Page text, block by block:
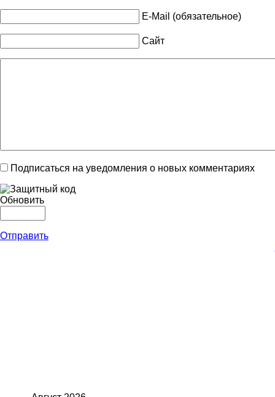
E-Mail (обязательное)
Сайт
Подписаться на уведомления о новых комментариях
Обновить
Отправить